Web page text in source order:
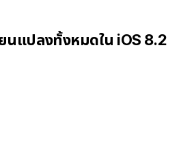
นแปลงทั้งหมดใน iOS 8.2